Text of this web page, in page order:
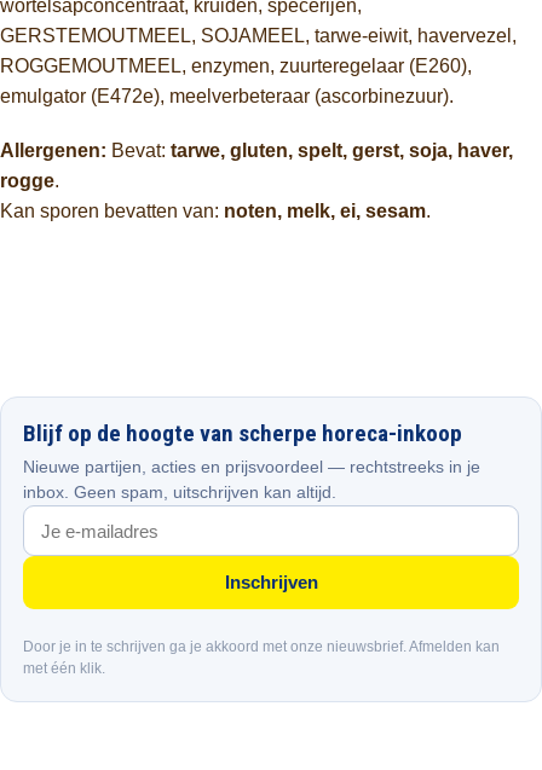
wortelsapconcentraat, kruiden, specerijen,
GERSTEMOUTMEEL, SOJAMEEL, tarwe-eiwit, havervezel,
ROGGEMOUTMEEL, enzymen, zuurteregelaar (E260),
emulgator (E472e), meelverbeteraar (ascorbinezuur).
Allergenen: Bevat: tarwe, gluten, spelt, gerst, soja, haver,
rogge.
Kan sporen bevatten van: noten, melk, ei, sesam.
Blijf op de hoogte van scherpe horeca-inkoop
Nieuwe partijen, acties en prijsvoordeel — rechtstreeks in je
inbox. Geen spam, uitschrijven kan altijd.
Inschrijven
Door je in te schrijven ga je akkoord met onze nieuwsbrief. Afmelden kan
met één klik.